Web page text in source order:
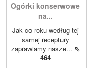
Ogórki konserwowe
na...
Jak co roku według tej
samej receptury
zaprawiamy nasze... ⇖
464